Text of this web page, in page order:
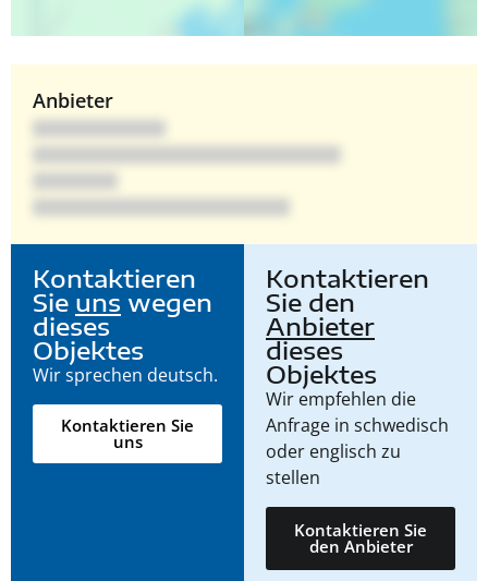
Anbieter
Kontaktieren
Sie uns wegen
dieses
Objektes
Wir sprechen deutsch.
Kontaktieren Sie
uns
Kontaktieren
Sie den
Anbieter
dieses
Objektes
Wir empfehlen die
Anfrage in schwedisch
oder englisch zu
stellen
Kontaktieren Sie
den Anbieter